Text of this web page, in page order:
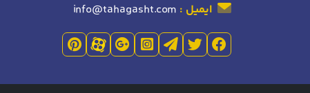
ایمیل : info@tahagasht.com